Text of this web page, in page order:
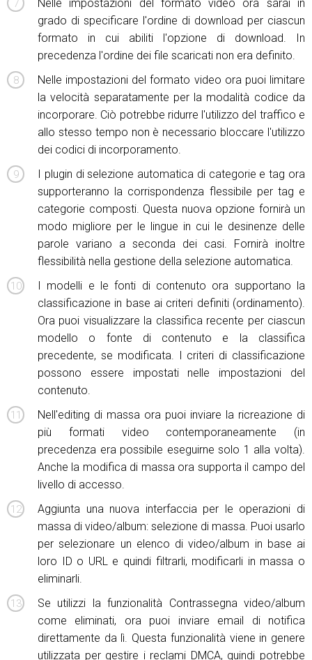
Nelle impostazioni del formato video ora sarai in
grado di specificare l'ordine di download per ciascun
formato in cui abiliti l'opzione di download. In
precedenza l'ordine dei file scaricati non era definito.
Nelle impostazioni del formato video ora puoi limitare
la velocità separatamente per la modalità codice da
incorporare. Ciò potrebbe ridurre l'utilizzo del traffico e
allo stesso tempo non è necessario bloccare l'utilizzo
dei codici di incorporamento.
I plugin di selezione automatica di categorie e tag ora
supporteranno la corrispondenza flessibile per tag e
categorie composti. Questa nuova opzione fornirà un
modo migliore per le lingue in cui le desinenze delle
parole variano a seconda dei casi. Fornirà inoltre
flessibilità nella gestione della selezione automatica.
I modelli e le fonti di contenuto ora supportano la
classificazione in base ai criteri definiti (ordinamento).
Ora puoi visualizzare la classifica recente per ciascun
modello o fonte di contenuto e la classifica
precedente, se modificata. I criteri di classificazione
possono essere impostati nelle impostazioni del
contenuto.
Nell'editing di massa ora puoi inviare la ricreazione di
più formati video contemporaneamente (in
precedenza era possibile eseguirne solo 1 alla volta).
Anche la modifica di massa ora supporta il campo del
livello di accesso.
Aggiunta una nuova interfaccia per le operazioni di
massa di video/album: selezione di massa. Puoi usarlo
per selezionare un elenco di video/album in base ai
loro ID o URL e quindi filtrarli, modificarli in massa o
eliminarli.
Se utilizzi la funzionalità Contrassegna video/album
come eliminati, ora puoi inviare email di notifica
direttamente da lì. Questa funzionalità viene in genere
utilizzata per gestire i reclami DMCA, quindi potrebbe